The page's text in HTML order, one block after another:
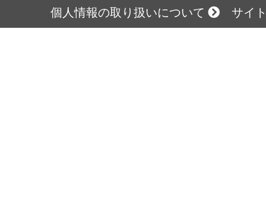
個人情報の取り扱いについて サイ